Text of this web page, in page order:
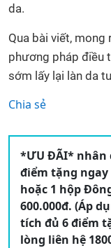
da.
Qua bài viết,
phương pháp điều
sớm lấy lại làn da
Chia sẻ
*ƯU ĐÃI* nhân
điểm tặng
hoặc 1 hộp
600.000đ. (Áp
tích đủ 6 điểm
lòng liên hệ